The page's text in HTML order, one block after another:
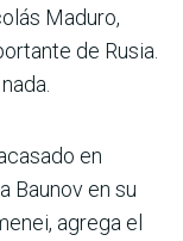
Maduro,
de Rusia.
en
Baunov en su
agrega el